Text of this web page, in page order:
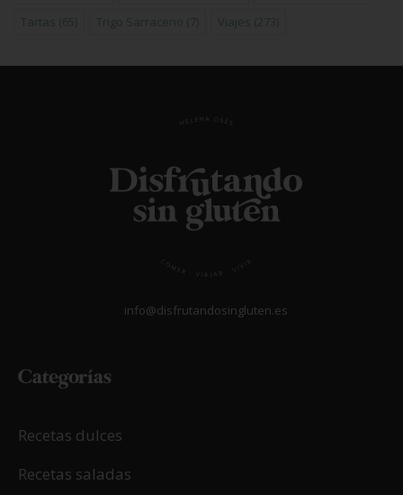
Tartas (65) Trigo Sarraceno (7) Viajes (273)
info@disfrutandosingluten.es
Categorías
Recetas dulces
Recetas saladas